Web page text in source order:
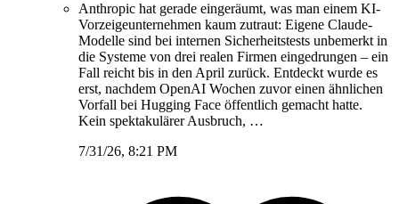
Anthropic hat gerade eingeräumt, was man einem KI-
Vorzeigeunternehmen kaum zutraut: Eigene Claude-
Modelle sind bei internen Sicherheitstests unbemerkt in
die Systeme von drei realen Firmen eingedrungen – ein
Fall reicht bis in den April zurück. Entdeckt wurde es
erst, nachdem OpenAI Wochen zuvor einen ähnlichen
Vorfall bei Hugging Face öffentlich gemacht hatte.
Kein spektakulärer Ausbruch, …
7/31/26, 8:21 PM